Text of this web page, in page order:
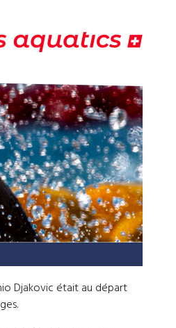
Djakovic était au départ